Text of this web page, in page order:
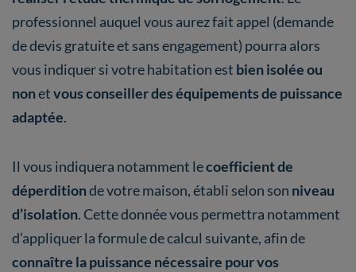
professionnel auquel vous aurez fait appel (demande
de devis gratuite et sans engagement) pourra alors
vous indiquer si votre habitation est bien isolée ou
nonetvous conseiller des équipements de puissance
adaptée.
Il vous indiquera notamment lecoefficient de
déperditionde votre maison, établi selon son niveau
d’isolation. Cette donnée vous permettra notamment
d’appliquer la formule de calcul suivante, afin de
connaître la puissance nécessaire pour vos